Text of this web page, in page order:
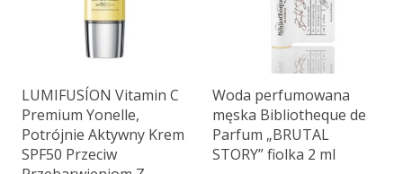
LUMIFUSÍON Vitamin C
Premium Yonelle,
Potrójnie Aktywny Krem
SPF50 Przeciw
Woda perfumowana
męska Bibliotheque de
Parfum „BRUTAL
STORY” fiolka 2 ml